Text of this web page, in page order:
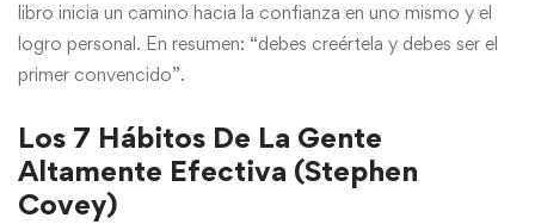
libro inicia un camino hacia la confianza en uno mismo y el
logro personal. En resumen: “debes creértela y debes ser el
primer convencido”.
Los 7 Hábitos De La Gente
Altamente Efectiva (Stephen
Covey)